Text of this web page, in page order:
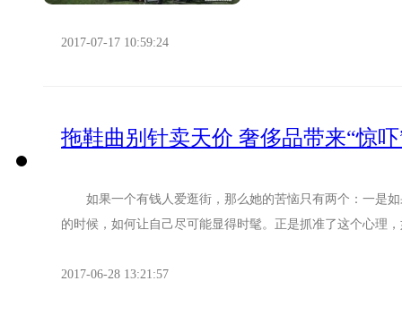
2017-07-17 10:59:24
拖鞋曲别针卖天价 奢侈品带来“惊
如果一个有钱人爱逛街，那么她的苦恼只有两个：一是如
的时候，如何让自己尽可能显得时髦。正是抓准了这个心理
2017-06-28 13:21:57